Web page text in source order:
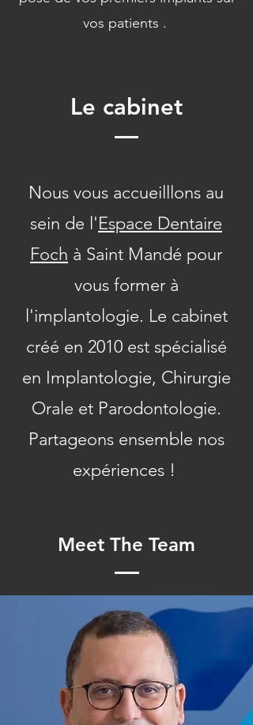
vos patients .
Le cabinet
Nous vous accueilllons au
sein de l'Espace Dentaire
Foch à Saint Mandé pour
vous former à
l'implantologie. Le cabinet
créé en 2010 est spécialisé
en Implantologie, Chirurgie
Orale et Parodontologie.
Partageons ensemble nos
expériences !
Meet The Team